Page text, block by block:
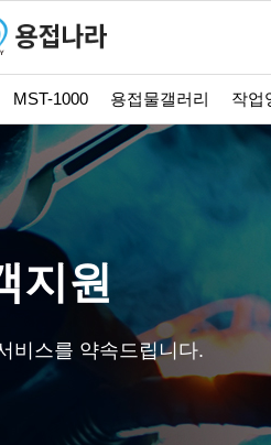
MST-1000 용접물갤러리 작업
지원
비스를 약속드립니다.